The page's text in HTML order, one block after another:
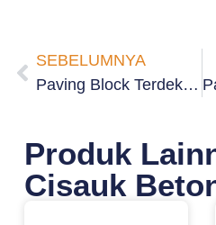
SEBELUMNYA
Paving Block Terdekat Sukabumi Selatan Jakarta Barat
Produk
Cisauk